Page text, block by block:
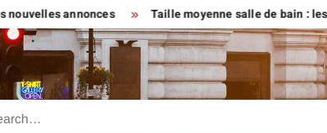
annonces Taille moyenne salle de bain : les normes